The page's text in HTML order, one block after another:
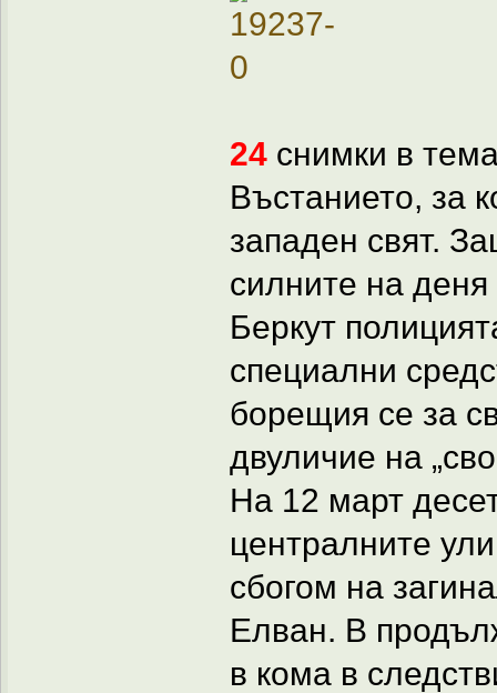
24снимки в
Въстанието, за
западен свят.
силните на деня
Беркут
специални
борещия се за
двуличие на
На 12 март
централните
сбогом на
Елван. В
в кома в